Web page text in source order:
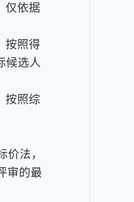
仅依据
按照得
候选人
按照综
法，
审的最